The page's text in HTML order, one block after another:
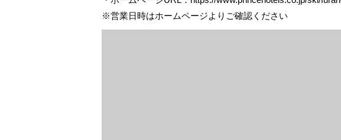
※営業日時はホームページよりご確認ください